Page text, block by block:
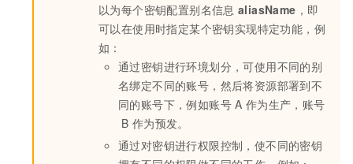
以为每个密钥配置别名信息 aliasName ，即
可以在使用时指定某个密钥实现特定功能，例
如：
通过密钥进行环境划分，可使用不同的别
名绑定不同的账号，然后将资源部署到不
同的账号下，例如账号 A 作为生产，账号
B 作为预发。
通过对密钥进行权限控制，使不同的密钥